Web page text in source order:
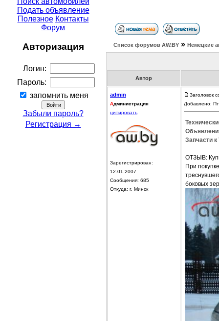
Подать объявление
Полезное Контакты
Форум
Авторизация
Логин:
Пароль:
запомнить меня
Забыли пароль?
Регистрация →
Список форумов АW.BY » Немецкие
Автор
admin
Администрация
цитировать
Зарегистрирован:
12.01.2007
Сообщения: 685
Откуда: г. Минск
Заголовок
Добавлено:
Запчасти
ОТЗЫВ:
При
боковых